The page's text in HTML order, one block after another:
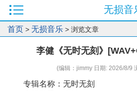
无损音
首页 > 无损音乐 > 浏览文章
李健《无时无刻》
(编辑：jimmy 日期: 2026/8/9
专辑名称：无时无刻